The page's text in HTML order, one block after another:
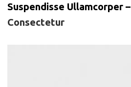
Suspendisse Ullamcorper –
Consectetur